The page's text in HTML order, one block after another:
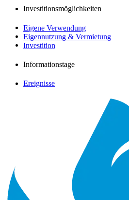
Investitionsmöglichkeiten
Eigene Verwendung
Eigennutzung & Vermietung
Investition
Informationstage
Ereignisse